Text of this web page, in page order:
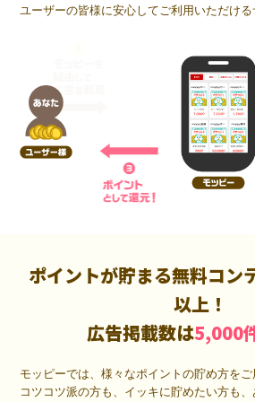
ユーザーの皆様に安心してご利用いただける
ポイントが貯まる無料コン
以上！
広告掲載数は5,000
モッピーでは、様々なポイントの貯め方をご
コツコツ派の方も、イッキに貯めたい方も